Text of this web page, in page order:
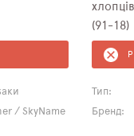
/ SkyName
(91-18)
Тип:
Бренд: